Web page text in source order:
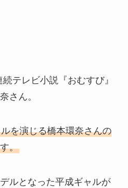
テレビ小説『おむすび』
さん。
を演じる橋本環奈さんの
。
ルとなった平成ギャルが